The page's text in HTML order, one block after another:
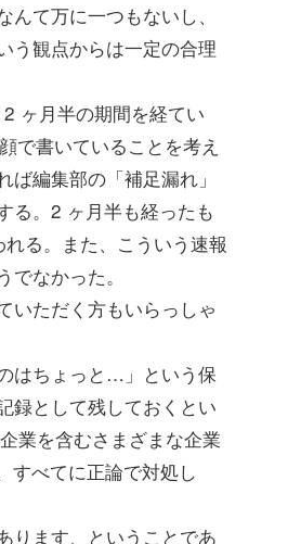
て万に一つもないし、
う観点からは一定の合理
ヶ月半の期間を経てい
で書いていることを考え
編集部の「補足漏れ」
る。2 ヶ月半も経ったも
る。また、こういう速報
なかった。
いただく方もいらっしゃ
はちょっと…」という保
録として残しておくとい
業を含むさまざまな企業
すべてに正論で対処し
ります、ということであ